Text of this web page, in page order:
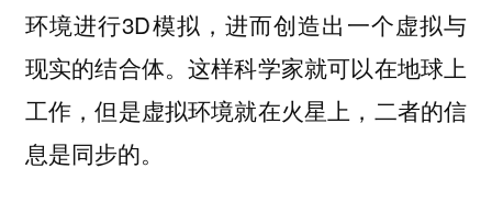
环境进行3D模拟，进而创造出一个虚拟与
现实的结合体。这样科学家就可以在地球上
工作，但是虚拟环境就在火星上，二者的信
息是同步的。